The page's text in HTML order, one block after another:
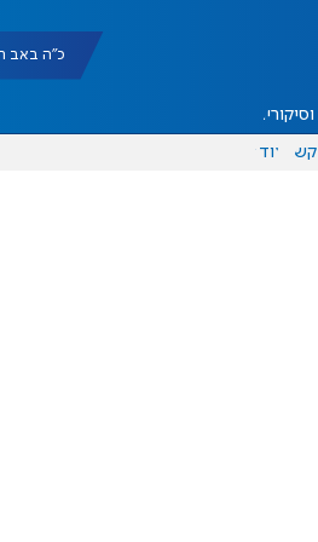
כ"ה באב תשפ"ו
עוד